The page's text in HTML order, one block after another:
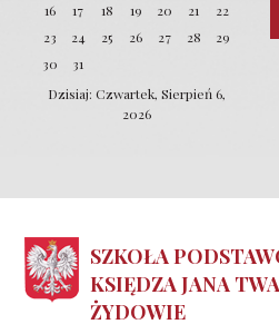
16
17 18 19 20 21
22
23
24 25 26 27 28
29
30
31
Dzisiaj: Czwartek, Sierpień 6,
2026
SZKOŁA
KSIĘDZA JANA
ŻYDOWIE